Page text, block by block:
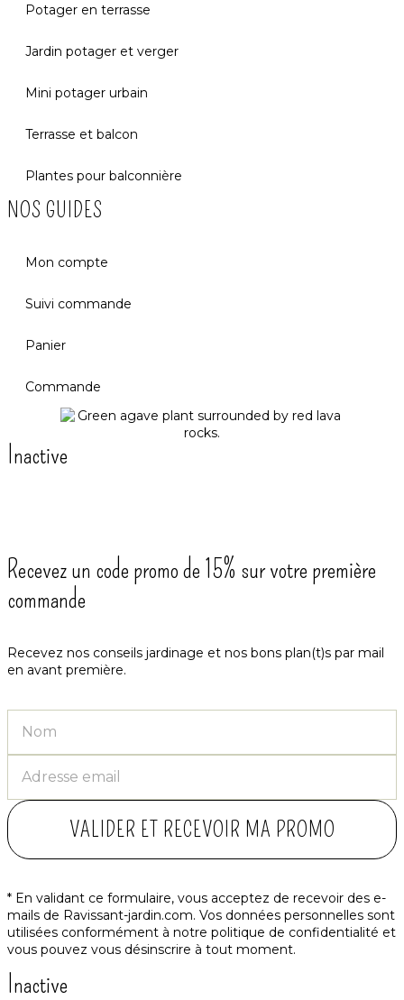
Potager en terrasse
Jardin potager et verger
Mini potager urbain
Terrasse et balcon
Plantes pour balconnière
NOS GUIDES
Mon compte
Suivi commande
Panier
Commande
Inactive
Recevez un code promo de 15% sur votre première
commande
Recevez nos conseils jardinage et nos bons plan(t)s par mail
en avant première.
VALIDER ET RECEVOIR MA PROMO
* En validant ce formulaire, vous acceptez de recevoir des e-
mails de Ravissant-jardin.com. Vos données personnelles sont
utilisées conformément à notre politique de confidentialité et
vous pouvez vous désinscrire à tout moment.
Inactive